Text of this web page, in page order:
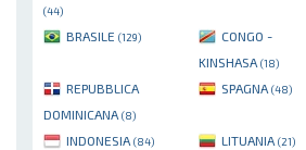
(44)
BRASILE (129)
CONGO -
KINSHASA (18)
REPUBBLICA
DOMINICANA (8)
SPAGNA (48)
INDONESIA (84) LITUANIA (21)